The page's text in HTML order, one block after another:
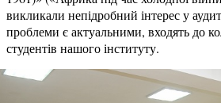
викликали непідробний інтерес у
проблеми є актуальними, входять до
студентів нашого інституту.